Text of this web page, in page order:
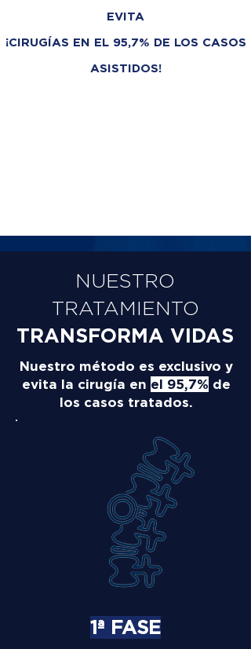
EVITA
¡CIRUGÍAS EN EL 95,7% DE LOS CASOS
ASISTIDOS!
NUESTRO
TRATAMIENTO
TRANSFORMA VIDAS
Nuestro método es exclusivo y
evita la cirugía en el 95,7% de
los casos tratados.
1ª FASE